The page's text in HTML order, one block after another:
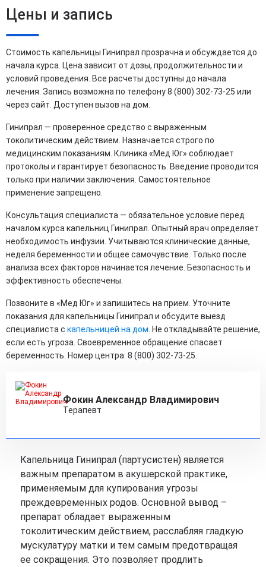
Цены и запись
Стоимость капельницы Гинипрал прозрачна и обсуждается до
начала курса. Цена зависит от дозы, продолжительности и
условий проведения. Все расчеты доступны до начала
лечения. Запись возможна по телефону 8 (800) 302-73-25 или
через сайт. Доступен вызов на дом.
Гинипрал — проверенное средство с выраженным
токолитическим действием. Назначается строго по
медицинским показаниям. Клиника «Мед Юг» соблюдает
протоколы и гарантирует безопасность. Введение проводится
только при наличии заключения. Самостоятельное
применение запрещено.
Консультация специалиста — обязательное условие перед
началом курса капельниц Гинипрал. Опытный врач определяет
необходимость инфузии. Учитываются клинические данные,
неделя беременности и общее самочувствие. Только после
анализа всех факторов начинается лечение. Безопасность и
эффективность обеспечены.
Позвоните в «Мед Юг» и запишитесь на прием. Уточните
показания для капельницы Гинипрал и обсудите выезд
специалиста с капельницей на дом . Не откладывайте решение,
если есть угроза. Своевременное обращение спасает
беременность. Номер центра: 8 (800) 302-73-25.
Фокин Александр Владимирович
Терапевт
Капельница Гинипрал (партусистен) является
важным препаратом в акушерской практике,
применяемым для купирования угрозы
преждевременных родов. Основной вывод –
препарат обладает выраженным
токолитическим действием, расслабляя гладкую
мускулатуру матки и тем самым предотвращая
ее сокращения. Это позволяет продлить